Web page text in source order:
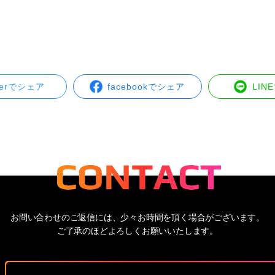
でシェア facebookでシェア LINE
お問い合わせのご返信には、少々お時間を頂く場合がございます。
ご了承のほどよろしくお願いいたします。